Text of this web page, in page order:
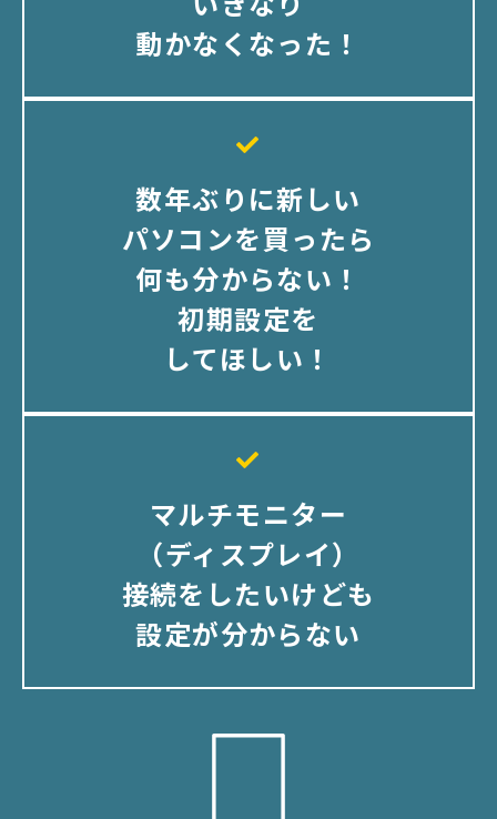
動かなくなった！
数年ぶりに新しい
パソコンを買ったら
何も分からない！
初期設定を
してほしい！
マルチモニター
（ディスプレイ）
接続をしたいけども
設定が分からない